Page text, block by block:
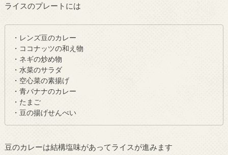
ライスのプレートには
・レンズ豆のカレー
・ココナッツの和え物
・ネギの炒め物
・水菜のサラダ
・空心菜の素揚げ
・青バナナのカレー
・たまご
・豆の揚げせんべい
豆のカレーは結構塩味があってライスが進みます